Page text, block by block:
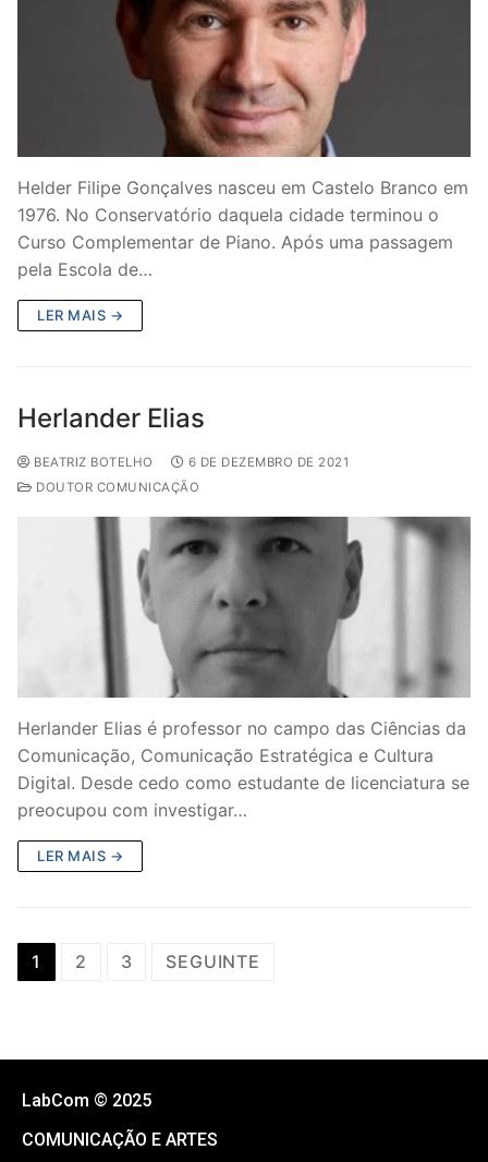
Helder Filipe Gonçalves nasceu em Castelo Branco em
1976. No Conservatório daquela cidade terminou o
Curso Complementar de Piano. Após uma passagem
pela Escola de…
LER MAIS →
Herlander Elias
BEATRIZ BOTELHO
6 DE DEZEMBRO DE 2021
DOUTOR COMUNICAÇÃO
Herlander Elias é professor no campo das Ciências da
Comunicação, Comunicação Estratégica e Cultura
Digital. Desde cedo como estudante de licenciatura se
preocupou com investigar…
LER MAIS →
1 2 3 SEGUINTE
LabCom © 2025
COMUNICAÇÃO E ARTES